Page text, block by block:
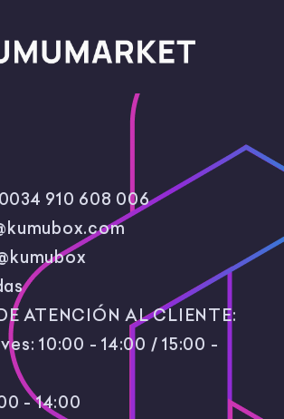
0034 910 608 006
ATENCIÓN AL CLIENTE:
10:00 - 14:00 / 15:00 -
- 14:00